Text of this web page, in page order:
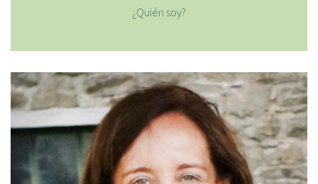
¿Quién soy?